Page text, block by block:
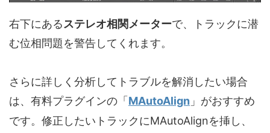
右下にあるステレオ相関メーターで、トラックに潜
む位相問題を警告してくれます。
さらに詳しく分析してトラブルを解消したい場合
は、有料プラグインの「 MAutoAlign 」がおすすめ
です。修正したいトラックにMAutoAlignを挿し、